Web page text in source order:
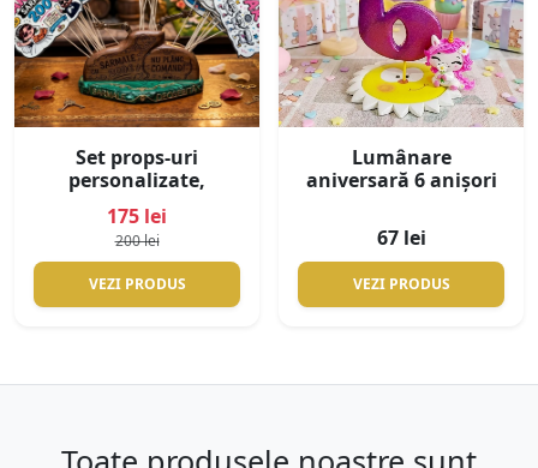
Set props-uri
personalizate,
pentru photobooth,
cu suport din lemn
personalizat
175 lei
200 lei
VEZI PRODUS
Lumânare
aniversară 6 anișori
67 lei
VEZI PRODUS